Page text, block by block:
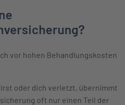
vor hohen Behandlungskosten
oder dich verletzt, übernimmt
oft nur einen Teil der